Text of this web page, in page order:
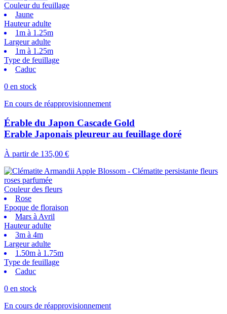
Couleur du feuillage
Jaune
Hauteur adulte
1m à 1.25m
Largeur adulte
1m à 1.25m
Type de feuillage
Caduc
0 en stock
En cours de réapprovisionnement
Érable du Japon Cascade Gold
Erable Japonais pleureur au feuillage doré
À partir de 135,00 €
Couleur des fleurs
Rose
Epoque de floraison
Mars à Avril
Hauteur adulte
3m à 4m
Largeur adulte
1.50m à 1.75m
Type de feuillage
Caduc
0 en stock
En cours de réapprovisionnement